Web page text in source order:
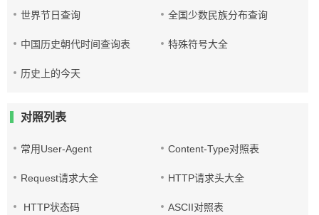
世界节日查询 全国少数民族分布查询
中国历史朝代时间查询表 特殊符号大全
历史上的今天
对照列表
常用User-Agent Content-Type对照表
Request请求大全 HTTP请求头大全
HTTP状态码 ASCII对照表